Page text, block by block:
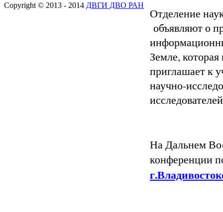
Copyright © 2013 - 2014 ДВГИ ДВО РАН
Отделение
объявляют о
Земле,
приглашает к
научно-
На Дальнем
конференции